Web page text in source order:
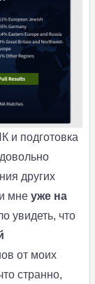
и подготовка
других
мне уже на
увидеть, что
от моих
странно,